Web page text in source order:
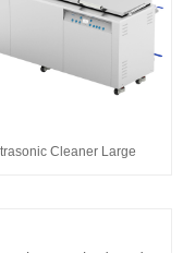
Cleaner Large